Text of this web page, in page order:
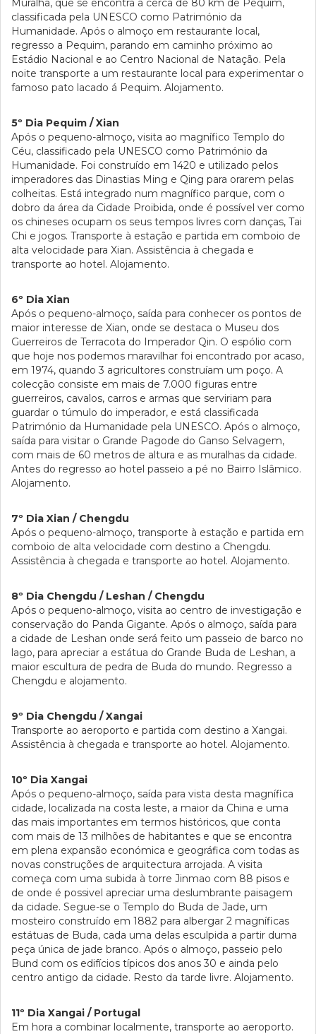
Muralha, que se encontra a cerca de 80 km de Pequim,
classificada pela UNESCO como Património da
Humanidade. Após o almoço em restaurante local,
regresso a Pequim, parando em caminho próximo ao
Estádio Nacional e ao Centro Nacional de Natação. Pela
noite transporte a um restaurante local para experimentar o
famoso pato lacado á Pequim. Alojamento.
5º Dia Pequim / Xian
Após o pequeno-almoço, visita ao magnífico Templo do
Céu, classificado pela UNESCO como Património da
Humanidade. Foi construído em 1420 e utilizado pelos
imperadores das Dinastias Ming e Qing para orarem pelas
colheitas. Está integrado num magnífico parque, com o
dobro da área da Cidade Proibida, onde é possível ver como
os chineses ocupam os seus tempos livres com danças, Tai
Chi e jogos. Transporte à estação e partida em comboio de
alta velocidade para Xian. Assistência à chegada e
transporte ao hotel. Alojamento.
6º Dia Xian
Após o pequeno-almoço, saída para conhecer os pontos de
maior interesse de Xian, onde se destaca o Museu dos
Guerreiros de Terracota do Imperador Qin. O espólio com
que hoje nos podemos maravilhar foi encontrado por acaso,
em 1974, quando 3 agricultores construíam um poço. A
colecção consiste em mais de 7.000 figuras entre
guerreiros, cavalos, carros e armas que serviriam para
guardar o túmulo do imperador, e está classificada
Património da Humanidade pela UNESCO. Após o almoço,
saída para visitar o Grande Pagode do Ganso Selvagem,
com mais de 60 metros de altura e as muralhas da cidade.
Antes do regresso ao hotel passeio a pé no Bairro Islâmico.
Alojamento.
7º Dia Xian / Chengdu
Após o pequeno-almoço, transporte à estação e partida em
comboio de alta velocidade com destino a Chengdu.
Assistência à chegada e transporte ao hotel. Alojamento.
8º Dia Chengdu / Leshan / Chengdu
Após o pequeno-almoço, visita ao centro de investigação e
conservação do Panda Gigante. Após o almoço, saída para
a cidade de Leshan onde será feito um passeio de barco no
lago, para apreciar a estátua do Grande Buda de Leshan, a
maior escultura de pedra de Buda do mundo. Regresso a
Chengdu e alojamento.
9º Dia Chengdu / Xangai
Transporte ao aeroporto e partida com destino a Xangai.
Assistência à chegada e transporte ao hotel. Alojamento.
10º Dia Xangai
Após o pequeno-almoço, saída para vista desta magnífica
cidade, localizada na costa leste, a maior da China e uma
das mais importantes em termos históricos, que conta
com mais de 13 milhões de habitantes e que se encontra
em plena expansão económica e geográfica com todas as
novas construções de arquitectura arrojada. A visita
começa com uma subida à torre Jinmao com 88 pisos e
de onde é possivel apreciar uma deslumbrante paisagem
da cidade. Segue-se o Templo do Buda de Jade, um
mosteiro construído em 1882 para albergar 2 magníficas
estátuas de Buda, cada uma delas esculpida a partir duma
peça única de jade branco. Após o almoço, passeio pelo
Bund com os edifícios típicos dos anos 30 e ainda pelo
centro antigo da cidade. Resto da tarde livre. Alojamento.
11º Dia Xangai / Portugal
Em hora a combinar localmente, transporte ao aeroporto.